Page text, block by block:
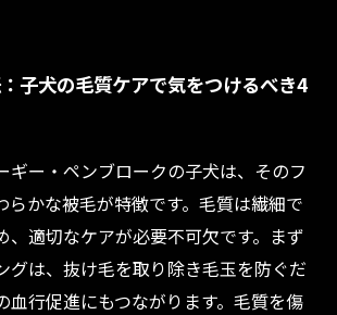
子犬の毛質ケアで気をつけるべき4
ギー・ペンブロークの子犬は、そのフ
らかな被毛が特徴です。毛質は繊細で
、適切なケアが必要不可欠です。まず
グは、抜け毛を取り除き毛玉を防ぐだ
血行促進にもつながります。毛質を傷